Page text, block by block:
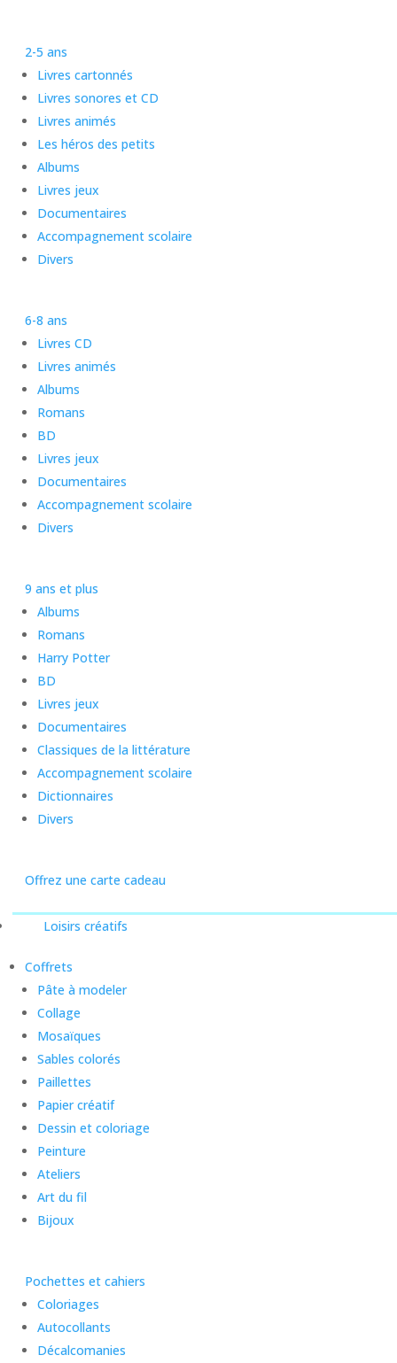
2-5 ans
Livres cartonnés
Livres sonores et CD
Livres animés
Les héros des petits
Albums
Livres jeux
Documentaires
Accompagnement scolaire
Divers
6-8 ans
Livres CD
Livres animés
Albums
Romans
BD
Livres jeux
Documentaires
Accompagnement scolaire
Divers
9 ans et plus
Albums
Romans
Harry Potter
BD
Livres jeux
Documentaires
Classiques de la littérature
Accompagnement scolaire
Dictionnaires
Divers
Offrez une carte cadeau
Loisirs créatifs
Coffrets
Pâte à modeler
Collage
Mosaïques
Sables colorés
Paillettes
Papier créatif
Dessin et coloriage
Peinture
Ateliers
Art du fil
Bijoux
Pochettes et cahiers
Coloriages
Autocollants
Décalcomanies